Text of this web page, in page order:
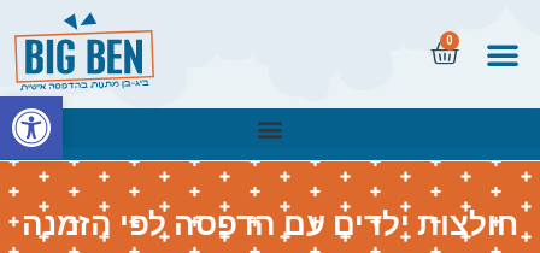
0
חולצות ילדים עם הדפסה לפי הזמנה